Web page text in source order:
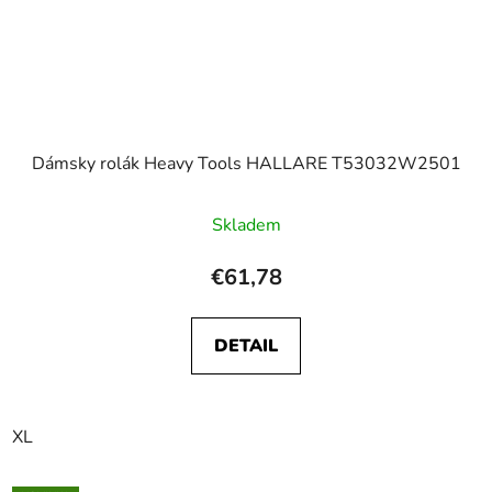
Dámsky rolák Heavy Tools HALLARE T53032W2501
Skladem
€61,78
DETAIL
XL